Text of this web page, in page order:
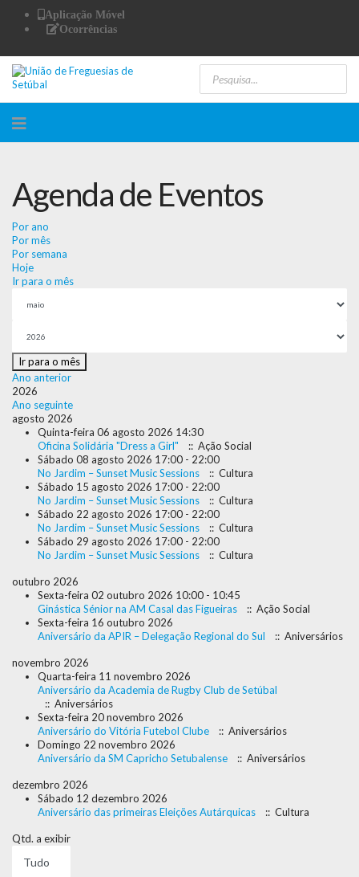
Aplicação Móvel
Ocorrências
Agenda de Eventos
Por ano
Por mês
Por semana
Hoje
Ir para o mês
Ir para o mês
Ano anterior
2026
Ano seguinte
agosto 2026
Quinta-feira 06 agosto 2026 14:30
Oficina Solidária "Dress a Girl"
:: Ação Social
Sábado 08 agosto 2026 17:00 - 22:00
No Jardim – Sunset Music Sessions
:: Cultura
Sábado 15 agosto 2026 17:00 - 22:00
No Jardim – Sunset Music Sessions
:: Cultura
Sábado 22 agosto 2026 17:00 - 22:00
No Jardim – Sunset Music Sessions
:: Cultura
Sábado 29 agosto 2026 17:00 - 22:00
No Jardim – Sunset Music Sessions
:: Cultura
outubro 2026
Sexta-feira 02 outubro 2026 10:00 - 10:45
Ginástica Sénior na AM Casal das Figueiras
:: Ação Social
Sexta-feira 16 outubro 2026
Aniversário da APIR – Delegação Regional do Sul
:: Aniversários
novembro 2026
Quarta-feira 11 novembro 2026
Aniversário da Academia de Rugby Club de Setúbal
:: Aniversários
Sexta-feira 20 novembro 2026
Aniversário do Vitória Futebol Clube
:: Aniversários
Domingo 22 novembro 2026
Aniversário da SM Capricho Setubalense
:: Aniversários
dezembro 2026
Sábado 12 dezembro 2026
Aniversário das primeiras Eleições Autárquicas
:: Cultura
Pagination
Limit
Qtd. a exibir